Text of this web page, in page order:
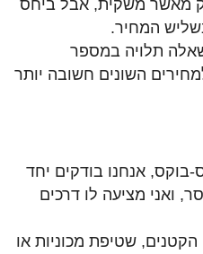
מאשר משקית, אבל ביחס
המחיר.
תלויה במספר
השונים חשובה יותר
בוקס, אנחנו בודקים יחד
ואני מציעה לו דרכים
הקטנים, שטיפת מכוניות או